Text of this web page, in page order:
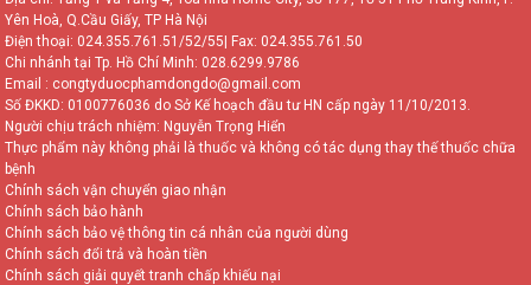
Yên Hoà, Q.Cầu Giấy, TP Hà Nội
Điện thoại: 024.355.761.51/52/55
| Fax: 024.355.761.50
Chi nhánh tại Tp. Hồ Chí Minh: 028.6299.9786
Email : congtyduocphamdongdo@gmail.com
Số ĐKKD: 0100776036 do Sở Kế hoạch đầu tư HN cấp ngày 11/10/2013.
Người chịu trách nhiệm: Nguyễn Trọng Hiển
Thực phẩm này không phải là thuốc và không có tác dụng thay thế thuốc chữa
bệnh
Chính sách vận chuyển giao nhận
Chính sách bảo hành
Chính sách bảo vệ thông tin cá nhân của người dùng
Chính sách đổi trả và hoàn tiền
Chính sách giải quyết tranh chấp khiếu nại